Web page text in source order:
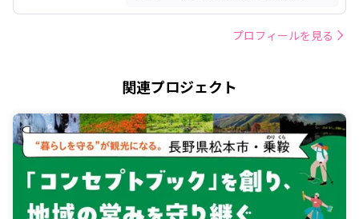
プロフィールを見る
関連プロジェクト